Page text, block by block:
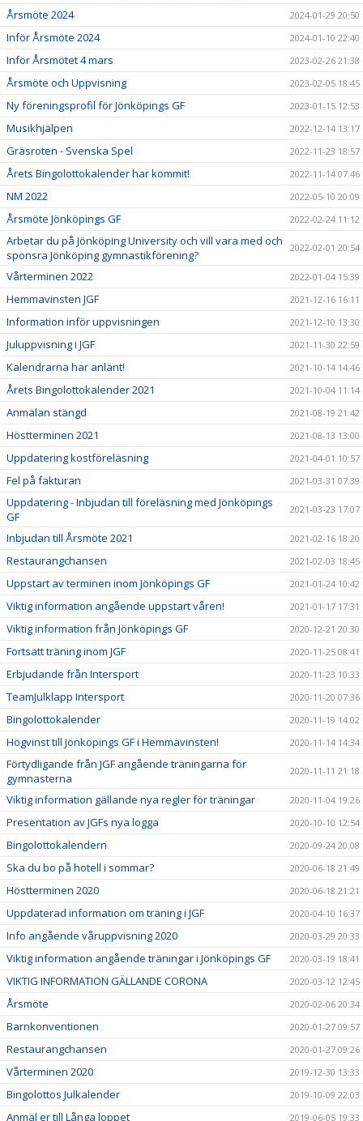
Årsmöte 2024 2024-01-29 20:50
Inför Årsmöte 2024 2024-01-10 22:40
Inför Årsmötet 4 mars 2023-02-26 21:38
Årsmöte och Uppvisning 2023-02-05 18:45
Ny föreningsprofil för Jönköpings GF 2023-01-15 12:53
Musikhjälpen 2022-12-14 13:17
Gräsroten - Svenska Spel 2022-11-23 18:57
Årets Bingolottokalender har kommit! 2022-11-14 07:46
NM 2022 2022-05-10 20:09
Årsmöte Jönköpings GF 2022-02-24 11:12
Arbetar du på Jönköping University och vill vara med och
sponsra Jönköping gymnastikförening?
2022-02-01 20:54
Vårterminen 2022 2022-01-04 15:39
Hemmavinsten JGF 2021-12-16 16:11
Information inför uppvisningen 2021-12-10 13:30
Juluppvisning i JGF 2021-11-30 22:59
Kalendrarna har anlänt! 2021-10-14 14:46
Årets Bingolottokalender 2021 2021-10-04 11:14
Anmälan stängd 2021-08-19 21:42
Höstterminen 2021 2021-08-13 13:00
Uppdatering kostföreläsning 2021-04-01 10:57
Fel på fakturan 2021-03-31 07:39
Uppdatering - Inbjudan till föreläsning med Jönköpings
GF
2021-03-23 17:07
Inbjudan till Årsmöte 2021 2021-02-16 18:20
Restaurangchansen 2021-02-03 18:45
Uppstart av terminen inom Jönköpings GF 2021-01-24 10:42
Viktig information angående uppstart våren! 2021-01-17 17:31
Viktig information från Jönköpings GF 2020-12-21 20:30
Fortsatt träning inom JGF 2020-11-25 08:41
Erbjudande från Intersport 2020-11-23 10:33
TeamJulklapp Intersport 2020-11-20 07:36
Bingolottokalender 2020-11-19 14:02
Högvinst till Jönköpings GF i Hemmavinsten! 2020-11-14 14:34
Förtydligande från JGF angående träningarna för
gymnasterna
2020-11-11 21:18
Viktig information gällande nya regler för träningar 2020-11-04 19:26
Presentation av JGFs nya logga 2020-10-10 12:54
Bingolottokalendern 2020-09-24 20:08
Ska du bo på hotell i sommar? 2020-06-18 21:49
Höstterminen 2020 2020-06-18 21:21
Uppdaterad information om träning i JGF 2020-04-10 16:37
Info angående våruppvisning 2020 2020-03-29 20:33
Viktig information angående träningar i Jönköpings GF 2020-03-19 18:41
VIKTIG INFORMATION GÄLLANDE CORONA 2020-03-12 12:45
Årsmöte 2020-02-06 20:34
Barnkonventionen 2020-01-27 09:57
Restaurangchansen 2020-01-27 09:26
Vårterminen 2020 2019-12-30 13:33
Bingolottos Julkalender 2019-10-09 22:03
Anmäl er till Långa loppet 2019-06-05 19:33